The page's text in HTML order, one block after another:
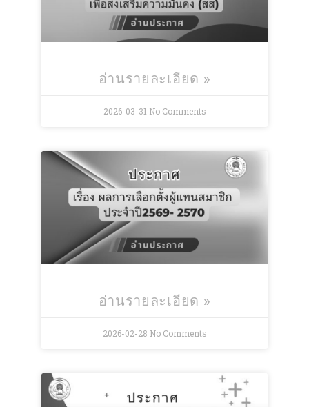
อ่านรายละเอียด »
2026-03-31 No Comments
อ่านรายละเอียด »
2026-02-28 No Comments